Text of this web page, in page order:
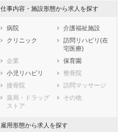
石川県
福井県
岐阜県
静岡県
愛知県
三重県
大阪府
兵庫県
奈良県
鳥取県
島根県
広島県
山口県
徳島県
香川県
愛媛県
熊本県
大分県
仕事内容・施設形態から求人を探す
病院
介護福祉施設
クリニック
訪問リハビリ(在
宅医療)
企業
保育園
小児リハビリ
整骨院
接骨院
訪問マッサージ
薬局・ドラッグ
ストア
その他
雇用形態から求人を探す